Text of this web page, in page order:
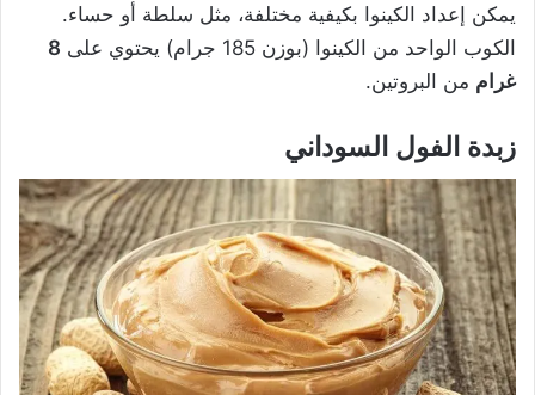
يمكن إعداد الكينوا بكيفية مختلفة، مثل سلطة أو حساء.
الكوب الواحد من الكينوا (بوزن 185 جرام) يحتوي على
8
غرام من البروتين.
زبدة الفول السوداني